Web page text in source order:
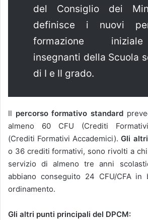
del Consiglio dei
definisce i nuovi
formazione
insegnanti della Scuola
di I e II grado.
Il percorso formativo standard
almeno 60 CFU (Crediti
(Crediti Formativi Accademici).Gli
o 36 crediti formativi, sono rivolti a
servizio di almeno tre anni
abbiano conseguito 24 CFU/CFA in
ordinamento.
Gli altri punti principali del DPCM: